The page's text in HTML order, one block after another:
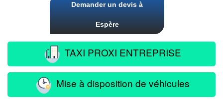
Demander un devis à
Espère
TAXI PROXI ENTREPRISE
Mise à disposition de véhicules